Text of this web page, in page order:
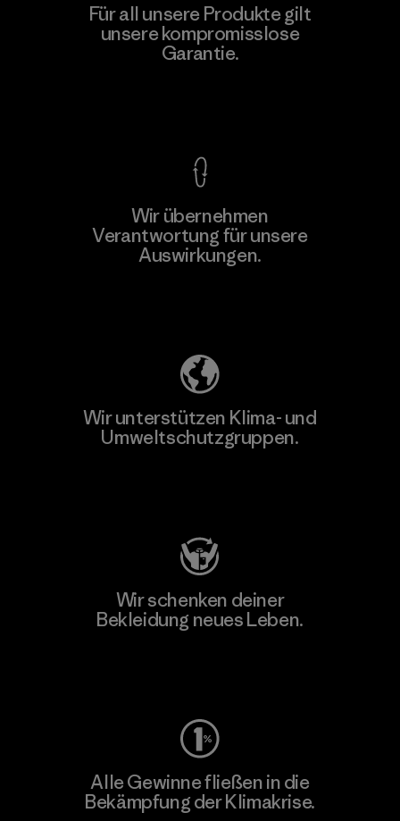
Hirdaramani Industries (Pvt)
Ltd. - Kuruwita
Für all unsere Produkte gilt
unsere kompromisslose
Garantie.
Wir übernehmen
Verantwortung für unsere
Auswirkungen.
Wir unterstützen Klima- und
Umweltschutzgruppen.
Wir schenken deiner
Bekleidung neues Leben.
Alle Gewinne fließen in die
Bekämpfung der Klimakrise.